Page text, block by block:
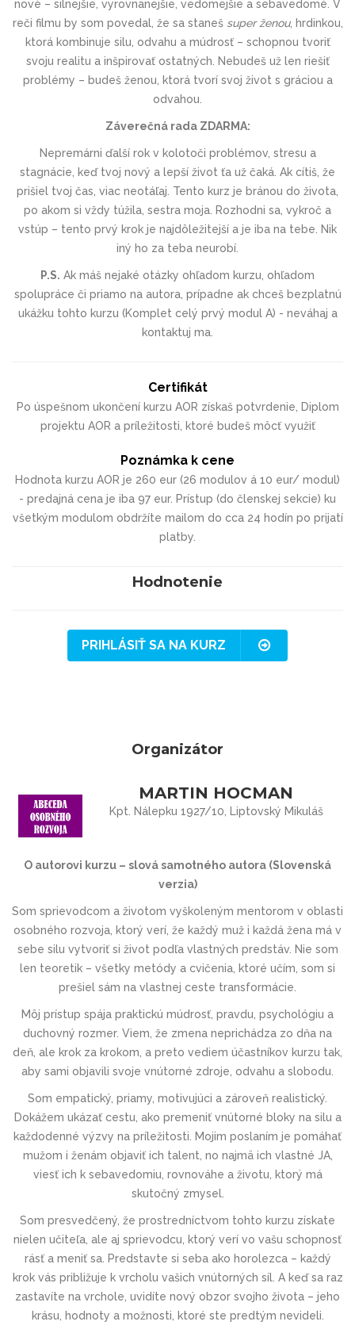
nové – silnejšie, vyrovnanejšie, vedomejšie a sebavedomé. V
reči filmu by som povedal, že sa staneš super ženou, hrdinkou,
ktorá kombinuje silu, odvahu a múdrosť – schopnou tvoriť
svoju realitu a inšpirovať ostatných. Nebudeš už len riešiť
problémy – budeš ženou, ktorá tvorí svoj život s gráciou a
odvahou.
Záverečná rada ZDARMA:
Nepremárni ďalší rok v kolotoči problémov, stresu a
stagnácie, keď tvoj nový a lepší život ťa už čaká. Ak cítiš, že
prišiel tvoj čas, viac neotáľaj. Tento kurz je bránou do života,
po akom si vždy túžila, sestra moja. Rozhodni sa, vykroč a
vstúp – tento prvý krok je najdôležitejší a je iba na tebe. Nik
iný ho za teba neurobí.
P.S. Ak máš nejaké otázky ohľadom kurzu, ohľadom
spolupráce či priamo na autora, prípadne ak chceš bezplatnú
ukážku tohto kurzu (Komplet celý prvý modul A) - neváhaj a
kontaktuj ma.
Certifikát
Po úspešnom ukončení kurzu AOR získaš potvrdenie, Diplom
projektu AOR a príležitosti, ktoré budeš môcť využiť
Poznámka k cene
Hodnota kurzu AOR je 260 eur (26 modulov á 10 eur/ modul)
- predajná cena je iba 97 eur. Prístup (do členskej sekcie) ku
všetkým modulom obdržíte mailom do cca 24 hodín po prijatí
platby.
Hodnotenie
PRIHLÁSIŤ SA NA KURZ
Organizátor
MARTIN HOCMAN
Kpt. Nálepku 1927/10, Liptovský Mikuláš
O autorovi kurzu – slová samotného autora (Slovenská
verzia)
Som sprievodcom a životom vyškoleným mentorom v oblasti
osobného rozvoja, ktorý verí, že každý muž i každá žena má v
sebe silu vytvoriť si život podľa vlastných predstáv. Nie som
len teoretik – všetky metódy a cvičenia, ktoré učím, som si
prešiel sám na vlastnej ceste transformácie.
Môj prístup spája praktickú múdrosť, pravdu, psychológiu a
duchovný rozmer. Viem, že zmena neprichádza zo dňa na
deň, ale krok za krokom, a preto vediem účastníkov kurzu tak,
aby sami objavili svoje vnútorné zdroje, odvahu a slobodu.
Som empatický, priamy, motivujúci a zároveň realistický.
Dokážem ukázať cestu, ako premeniť vnútorné bloky na silu a
každodenné výzvy na príležitosti. Mojim poslaním je pomáhať
mužom i ženám objaviť ich talent, no najmä ich vlastné JA,
viesť ich k sebavedomiu, rovnováhe a životu, ktorý má
skutočný zmysel.
Som presvedčený, že prostredníctvom tohto kurzu získate
nielen učiteľa, ale aj sprievodcu, ktorý verí vo vašu schopnosť
rásť a meniť sa. Predstavte si seba ako horolezca – každý
krok vás približuje k vrcholu vašich vnútorných síl. A keď sa raz
zastavíte na vrchole, uvidíte nový obzor svojho života – jeho
krásu, hodnoty a možnosti, ktoré ste predtým nevideli.